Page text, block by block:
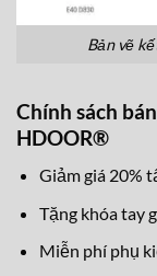
Bản vẽ
Chính sách
HDOOR®
Giảm giá 20%
Tặng khóa tay
Miễn phí phụ